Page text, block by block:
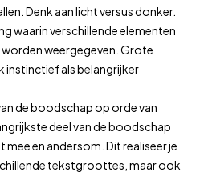
Denk aan licht versus donker.
waarin verschillende elementen
weergegeven. Grote
instinctief als belangrijker
de boodschap op orde van
deel van de boodschap
en andersom. Dit realiseer je
tekstgroottes, maar ook